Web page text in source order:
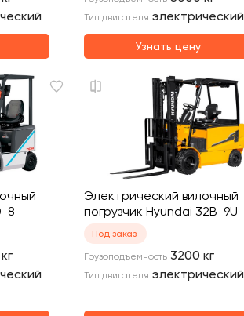
Тип двигателя электрический
Узнать цену
8
кг
Электрический вилочный
погрузчик Hyundai 32B-9U
Под заказ
Грузоподъемность 3200 кг
Тип двигателя электрический